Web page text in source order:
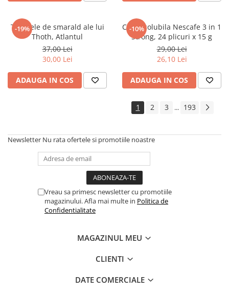
-19%
Tablitele de smarald ale lui
Thoth, Atlantul
37,00 Lei
30,00 Lei
ADAUGA IN COS
-10%
Cafea solubila Nescafe 3 in 1
Strong, 24 plicuri x 15 g
29,00 Lei
26,10 Lei
ADAUGA IN COS
1 2 3 ... 193
Newsletter Nu rata ofertele si promotiile noastre
Vreau sa primesc newsletter cu promotiile
magazinului. Afla mai multe in Politica de
Confidentialitate
MAGAZINUL MEU
CLIENTI
DATE COMERCIALE